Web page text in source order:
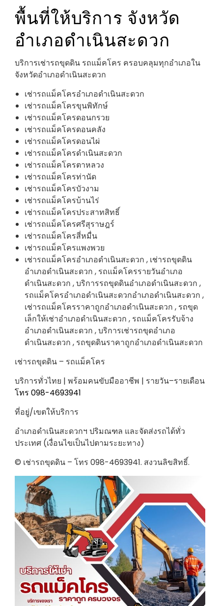
พื้นที่ให้บริการ จังหวัด
อำเภอดำเนินสะดวก
บริการเช่ารถขุดดิน รถแม็คโคร ครอบคลุมทุกอำเภอใน
จังหวัดอำเภอดำเนินสะดวก
เช่ารถแม็คโครอำเภอดำเนินสะดวก
เช่ารถแม็คโครขุนพิทักษ์
เช่ารถแม็คโครดอนกรวย
เช่ารถแม็คโครดอนคลัง
เช่ารถแม็คโครดอนไผ่
เช่ารถแม็คโครดำเนินสะดวก
เช่ารถแม็คโครตาหลวง
เช่ารถแม็คโครท่านัด
เช่ารถแม็คโครบัวงาม
เช่ารถแม็คโครบ้านไร่
เช่ารถแม็คโครประสาทสิทธิ์
เช่ารถแม็คโครศรีสุราษฎร์
เช่ารถแม็คโครสี่หมื่น
เช่ารถแม็คโครแพงพวย
เช่ารถแม็คโครอำเภอดำเนินสะดวก , เช่ารถขุดดิน
อำเภอดำเนินสะดวก , รถแม็คโครรายวันอำเภอ
ดำเนินสะดวก , บริการรถขุดดินอำเภอดำเนินสะดวก ,
รถแม็คโครอำเภอดำเนินสะดวกอำเภอดำเนินสะดวก ,
เช่ารถแม็คโครราคาถูกอำเภอดำเนินสะดวก , รถขุด
เล็กให้เช่าอำเภอดำเนินสะดวก , รถแม็คโครรับจ้าง
อำเภอดำเนินสะดวก , บริการเช่ารถขุดอำเภอ
ดำเนินสะดวก , รถขุดดินราคาถูกอำเภอดำเนินสะดวก
เช่ารถขุดดิน – รถแม็คโคร
บริการทั่วไทย | พร้อมคนขับมืออาชีพ | รายวัน–รายเดือน
โทร 098-4693941
ที่อยู่/เขตให้บริการ
อำเภอดำเนินสะดวกฯ ปริมณฑล และจัดส่งรถได้ทั่ว
ประเทศ (เงื่อนไขเป็นไปตามระยะทาง)
© เช่ารถขุดดิน – โทร 098-4693941. สงวนลิขสิทธิ์.